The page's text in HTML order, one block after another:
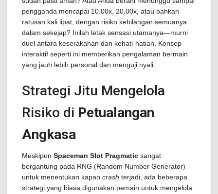
pengganda mencapai 10.00x, 20.00x, atau bahkan
ratusan kali lipat, dengan risiko kehilangan semuanya
dalam sekejap? Inilah letak sensasi utamanya—murni
duel antara keserakahan dan kehati-hatian. Konsep
interaktif seperti ini memberikan pengalaman bermain
yang jauh lebih personal dan menguji nyali.
Strategi Jitu Mengelola
Risiko di Petualangan
Angkasa
Meskipun Spaceman Slot Pragmatic sangat
bergantung pada RNG (Random Number Generator)
untuk menentukan kapan crash terjadi, ada beberapa
strategi yang biasa digunakan pemain untuk mengelola